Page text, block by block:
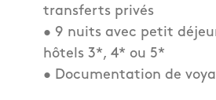
transferts privés
• 9 nuits avec petit
hôtels 3*, 4* ou 5*
• Documentation de